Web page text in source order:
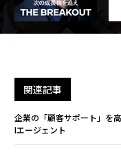
関連記事
企業の「顧客サポート」を
Iエージェント